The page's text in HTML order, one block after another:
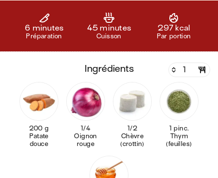
6 minutes
Préparation
45 minutes
Cuisson
297 kcal
Par portion
ingrédients
200 g
Patate
douce
1/4
Oignon
rouge
1/2
Chèvre
(crottin)
1 pinc.
Thym
(feuilles)